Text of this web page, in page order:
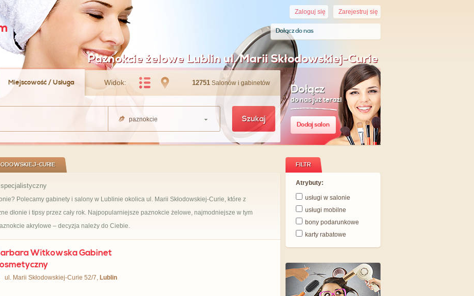
Zarejestruj się
Zaloguj się
Dołącz do nas
Paznokcie żelowe Lublin ul. Marii Skłodowskiej-Curie
Miejscowość / Usługa 12751 Salonów i gabinetów
Widok:
paznokcie Szukaj
Dołącz
do nas już teraz!
Dodaj salon
CURIE
Polecamy gabinety i salony w Lublinie okolica ul. Marii Skłodowskiej-Curie, które z
dłonie i tipsy przez cały rok. Najpopularniejsze paznokcie żelowe, najmodniejsze w tym
akrylowe – decyzja należy do Ciebie.
Witkowska Gabinet
ul. Marii Skłodowskiej-Curie 52/7, Lublin
FILTR
Atrybuty:
usługi w salonie
usługi mobilne
bony podarunkowe
karty rabatowe